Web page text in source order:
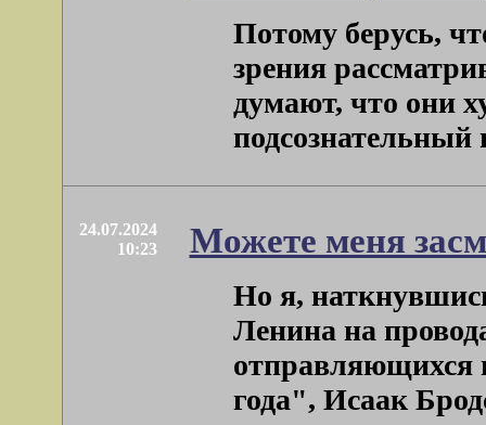
Потому берусь,
зрения
думают, что они
подсознательный
24.07.2024
10:23
Можете меня
Но я,
Ленина на
отправляющихся
года", Исаак